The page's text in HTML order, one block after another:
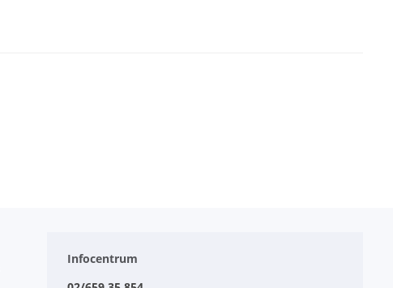
Infocentrum